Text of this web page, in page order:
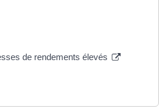
de rendements élevés